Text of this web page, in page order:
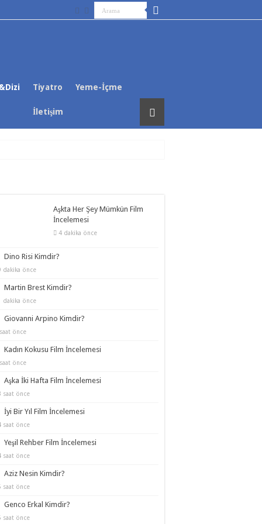
Tiyatro Yeme-İçme
İletişim
Aşkta Her Şey Mümkün Film
İncelemesi
4 dakika önce
Dino Risi Kimdir?
dakika önce
Martin Brest Kimdir?
dakika önce
Giovanni Arpino Kimdir?
önce
Kadın Kokusu Film İncelemesi
önce
Aşka İki Hafta Film İncelemesi
saat önce
İyi Bir Yıl Film İncelemesi
saat önce
Yeşil Rehber Film İncelemesi
saat önce
Aziz Nesin Kimdir?
saat önce
Genco Erkal Kimdir?
saat önce